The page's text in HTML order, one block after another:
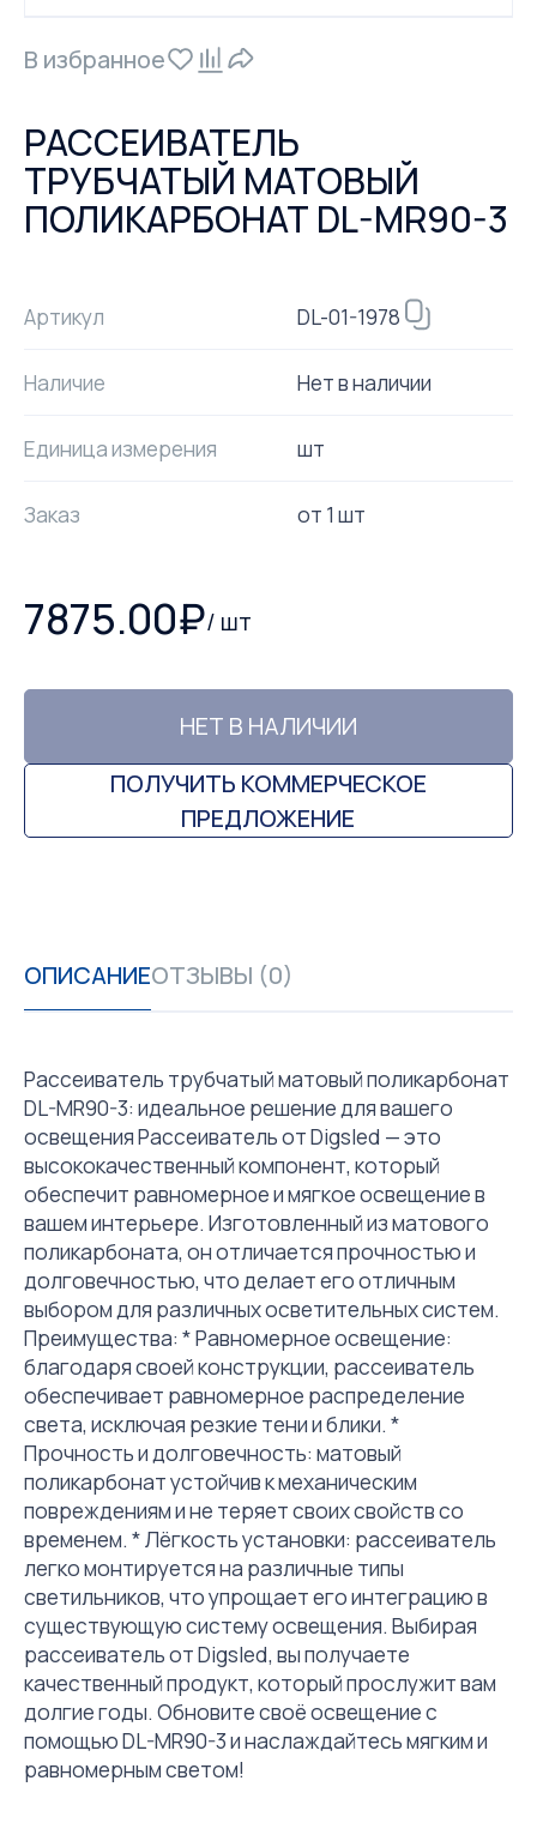
В избранное
РАССЕИВАТЕЛЬ
ТРУБЧАТЫЙ МАТОВЫЙ
ПОЛИКАРБОНАТ DL-MR90-3
Артикул DL-01-1978
Наличие Нет в наличии
Единица измерения шт
Заказ от 1 шт
7875.00₽/ шт
НЕТ В НАЛИЧИИ
ПОЛУЧИТЬ КОММЕРЧЕСКОЕ
ПРЕДЛОЖЕНИЕ
ОПИСАНИЕОТЗЫВЫ (0)
Рассеиватель трубчатый матовый поликарбонат
DL-MR90-3: идеальное решение для вашего
освещения Рассеиватель от Digsled — это
высококачественный компонент, который
обеспечит равномерное и мягкое освещение в
вашем интерьере. Изготовленный из матового
поликарбоната, он отличается прочностью и
долговечностью, что делает его отличным
выбором для различных осветительных систем.
Преимущества: * Равномерное освещение:
благодаря своей конструкции, рассеиватель
обеспечивает равномерное распределение
света, исключая резкие тени и блики. *
Прочность и долговечность: матовый
поликарбонат устойчив к механическим
повреждениям и не теряет своих свойств со
временем. * Лёгкость установки: рассеиватель
легко монтируется на различные типы
светильников, что упрощает его интеграцию в
существующую систему освещения. Выбирая
рассеиватель от Digsled, вы получаете
качественный продукт, который прослужит вам
долгие годы. Обновите своё освещение с
помощью DL-MR90-3 и наслаждайтесь мягким и
равномерным светом!